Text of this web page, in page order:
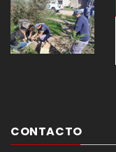
CONTACTO